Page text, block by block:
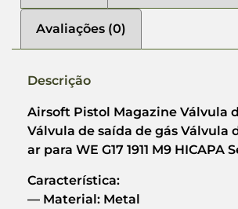
Avaliações (0)
Descrição
Airsoft Pistol Magazine Válvula
Válvula de saída de gás Válvula
ar para WE G17 1911 M9 HICAPA
Característica:
— Material: Metal